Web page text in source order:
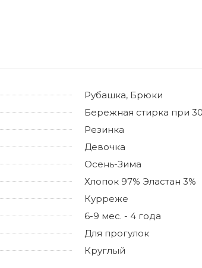
Рубашка, Брюки
Бережная стирка при
Резинка
Девочка
Осень-Зима
Хлопок 97% Эластан 3%
Курреже
6-9 мес. - 4 года
Для прогулок
Круглый